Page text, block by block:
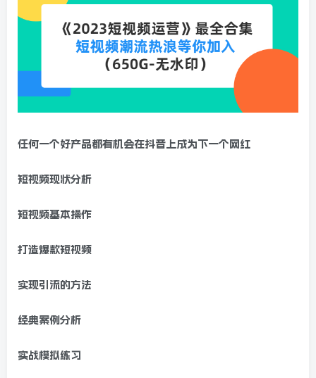
任何一个好产品都有机会在抖音上成为下一个网红
短视频现状分析
短视频基本操作
打造爆款短视频
实现引流的方法
经典案例分析
实战模拟练习